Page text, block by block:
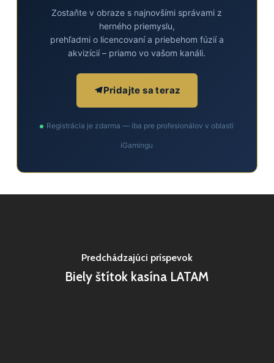
Zostaňte v obraze s najnovšími správami z
herného priemyslu,
prehľadmi o licencovaní a priebehom fúzií a
akvizícií – priamo vo vašom kanáli.
Pridajte sa teraz
Registrácia je zdarma — iba pre profesionálov v oblasti
iGamingu
Predchádzajúci príspevok
Biely štítok kasína LATAM